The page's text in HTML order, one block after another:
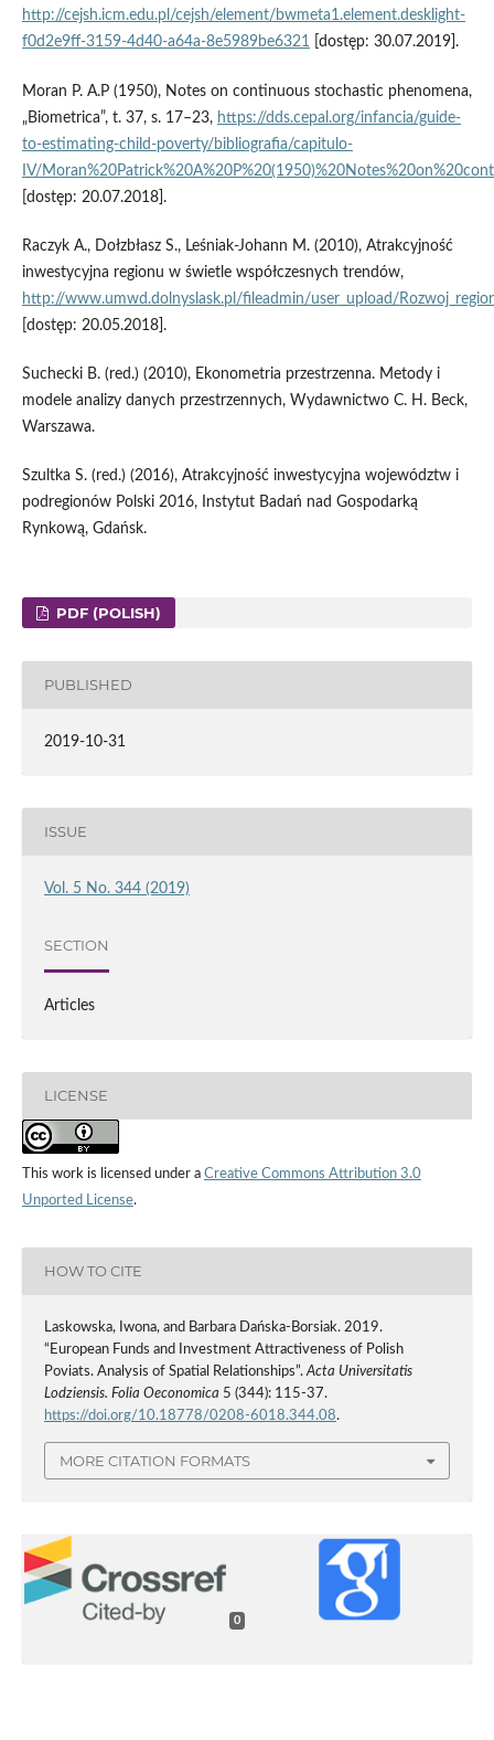
http://cejsh.icm.edu.pl/cejsh/element/bwmeta1.element.desklight-
f0d2e9ff-3159-4d40-a64a-8e5989be6321 [dostęp: 30.07.2019].
Moran P. A.P (1950), Notes on continuous stochastic phenomena,
„Biometrica”, t. 37, s. 17–23, https://dds.cepal.org/infancia/guide-
to-estimating-child-poverty/bibliografia/capitulo-
IV/
[dostęp: 20.07.2018].
Raczyk A., Dołzbłasz S., Leśniak‑Johann M. (2010), Atrakcyjność
inwestycyjna regionu w świetle współczesnych trendów,
http://www.umwd.dolnyslask.pl/fileadmin/user_upload/
[dostęp: 20.05.2018].
Suchecki B. (red.) (2010), Ekonometria przestrzenna. Metody i
modele analizy danych przestrzennych, Wydawnictwo C. H. Beck,
Warszawa.
Szultka S. (red.) (2016), Atrakcyjność inwestycyjna województw i
podregionów Polski 2016, Instytut Badań nad Gospodarką
Rynkową, Gdańsk.
PDF (POLISH)
PUBLISHED
2019-10-31
ISSUE
Vol. 5 No. 344 (2019)
SECTION
Articles
LICENSE
This work is licensed under a Creative Commons Attribution 3.0
Unported License.
HOW TO CITE
Laskowska, Iwona, and Barbara Dańska-Borsiak. 2019.
“European Funds and Investment Attractiveness of Polish
Poviats. Analysis of Spatial Relationships”.Acta Universitatis
Lodziensis. Folia Oeconomica 5 (344): 115-37.
https://doi.org/10.18778/0208-6018.344.08.
MORE CITATION FORMATS
0